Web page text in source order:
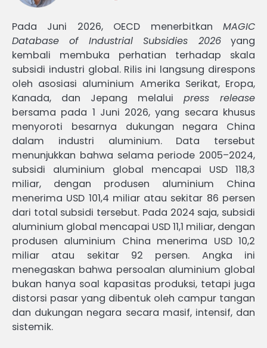
Pada Juni 2026, OECD menerbitkan MAGIC
Database of Industrial Subsidies 2026yang
kembali membuka perhatian terhadap skala
subsidi industri global. Rilis ini langsung direspons
oleh asosiasi aluminium Amerika Serikat, Eropa,
Kanada, dan Jepang melalui press release
bersama pada 1 Juni 2026, yang secara khusus
menyoroti besarnya dukungan negara China
dalam industri aluminium. Data tersebut
menunjukkan bahwa selama periode 2005–2024,
subsidi aluminium global mencapai USD 118,3
miliar, dengan produsen aluminium China
menerima USD 101,4 miliar atau sekitar 86 persen
dari total subsidi tersebut. Pada 2024 saja, subsidi
aluminium global mencapai USD 11,1 miliar, dengan
produsen aluminium China menerima USD 10,2
miliar atau sekitar 92 persen. Angka ini
menegaskan bahwa persoalan aluminium global
bukan hanya soal kapasitas produksi, tetapi juga
distorsi pasar yang dibentuk oleh campur tangan
dan dukungan negara secara masif, intensif, dan
sistemik.